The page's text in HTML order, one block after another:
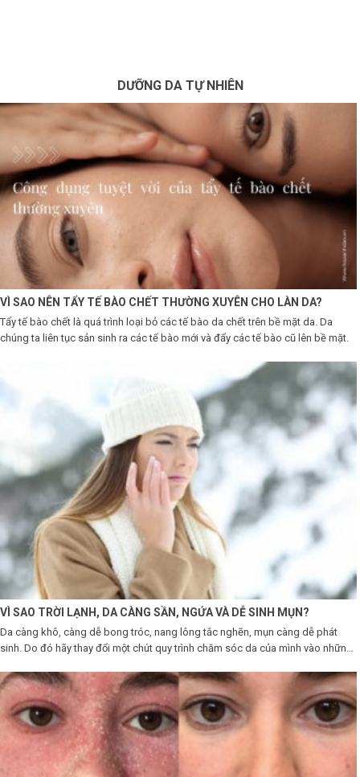
Shop All Brand A-
Z
DƯỠNG DA TỰ NHIÊN
VÌ SAO NÊN TẨY TẾ BÀO CHẾT THƯỜNG XUYÊN CHO LÀN DA?
Tẩy tế bào chết là quá trình loại bỏ các tế bào da chết trên bề mặt da. Da
chúng ta liên tục sản sinh ra các tế bào mới và đẩy các tế bào cũ lên bề mặt.
VÌ SAO TRỜI LẠNH, DA CÀNG SẦN, NGỨA VÀ DỄ SINH MỤN?
Da càng khô, càng dễ bong tróc, nang lông tắc nghẽn, mụn càng dễ phát
sinh. Do đó hãy thay đổi một chút quy trình chăm sóc da của mình vào những